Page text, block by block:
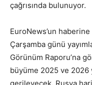
çağrısında bulunuyor.
EuroNews’un haberine
Çarşamba günü
Görünüm Raporu’na
büyüme 2025 ve 2026